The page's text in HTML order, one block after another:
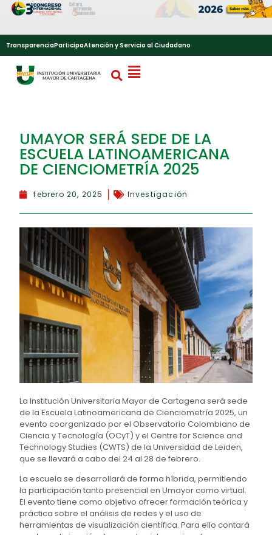
TransparenciaParticipaAtención y Servicio al Ciudadano
UMAYOR SERÁ SEDE DE LA
ESCUELA LATINOAMERICANA
DE CIENCIOMETRÍA 2025
febrero 20, 2025 Investigación
La Institución Universitaria Mayor de Cartagena será sede
de la Escuela Latinoamericana de Cienciometría 2025, un
evento coorganizado por el Observatorio Colombiano de
Ciencia y Tecnología (OCyT) y el Centre for Science and
Technology Studies (CWTS) de la Universidad de Leiden,
que se llevará a cabo del 24 al 28 de febrero.
La escuela se desarrollará de forma híbrida, permitiendo
la participación tanto presencial en Umayor como virtual.
El evento tiene como objetivo ofrecer formación teórica y
práctica sobre el análisis de redes y el uso de
herramientas de visualización científica. Para ello contará